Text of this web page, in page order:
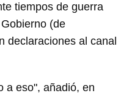
tiempos de guerra
(de
declaraciones al canal
a eso", añadió, en